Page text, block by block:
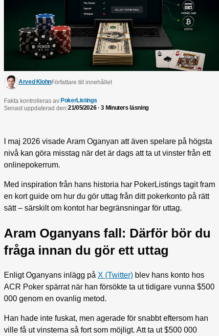
Arved KlohnFörfattare till innehållet
Fakta kontrolleras av:PokerListings
Senast uppdaterad den:21/05/2026 · 3 Minuters läsning
I maj 2026 visade Aram Oganyan att även spelare på högsta
nivå kan göra misstag när det är dags att ta ut vinster från ett
onlinepokerrum.
Med inspiration från hans historia har PokerListings tagit fram
en kort guide om hur du gör uttag från ditt pokerkonto på rätt
sätt – särskilt om kontot har begränsningar för uttag.
Aram Oganyans fall: Därför bör du
fråga innan du gör ett uttag
Enligt Oganyans inlägg på X (Twitter) blev hans konto hos
ACR Poker spärrat när han försökte ta ut tidigare vunna $500
000 genom en ovanlig metod.
Han hade inte fuskat, men agerade för snabbt eftersom han
ville få ut vinsterna så fort som möjligt. Att ta ut $500 000